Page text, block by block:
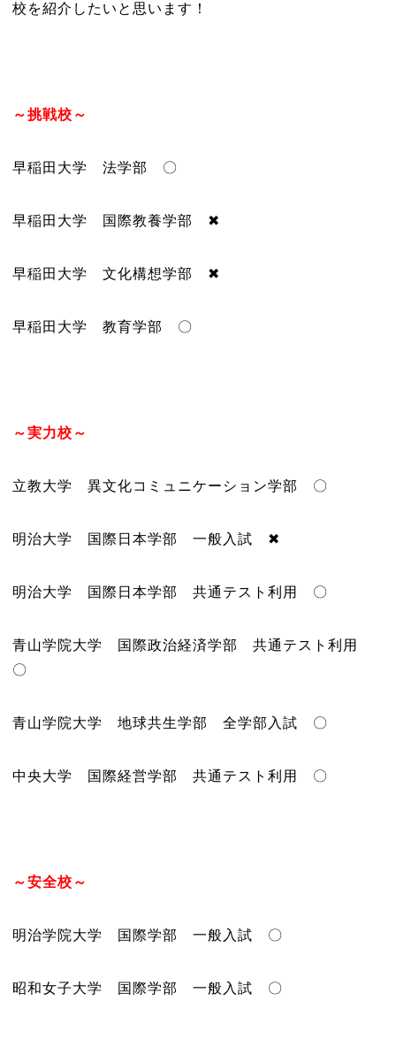
校を紹介したいと思います！
～挑戦校～
早稲田大学 法学部 〇
早稲田大学 国際教養学部 ✖
早稲田大学 文化構想学部 ✖
早稲田大学 教育学部 〇
～実力校～
立教大学 異文化コミュニケーション学部 〇
明治大学 国際日本学部 一般入試 ✖
明治大学 国際日本学部 共通テスト利用 〇
青山学院大学 国際政治経済学部 共通テスト利用
〇
青山学院大学 地球共生学部 全学部入試 〇
中央大学 国際経営学部 共通テスト利用 〇
～安全校～
明治学院大学 国際学部 一般入試 〇
昭和女子大学 国際学部 一般入試 〇